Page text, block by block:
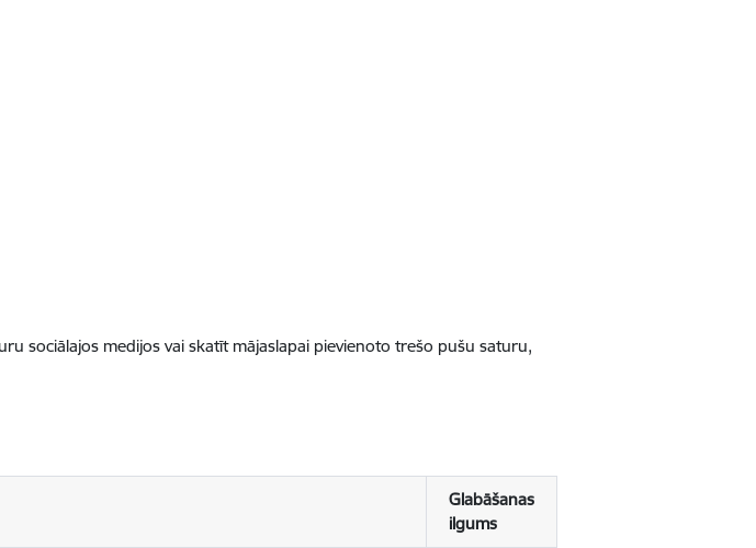
sociālajos medijos vai skatīt mājaslapai pievienoto trešo pušu saturu,
Glabāšanas
ilgums